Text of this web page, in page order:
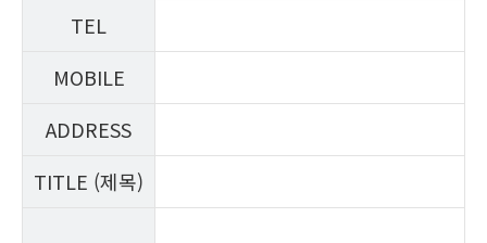
TEL
MOBILE
ADDRESS
TITLE (제목)